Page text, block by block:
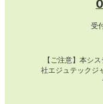
受
【ご注意】本シ
社エジュテックジ